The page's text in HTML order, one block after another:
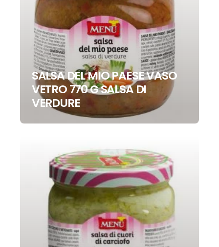
SALSA DEL MIO PAESE VASO
VETRO 770 G SALSA DI
VERDURE